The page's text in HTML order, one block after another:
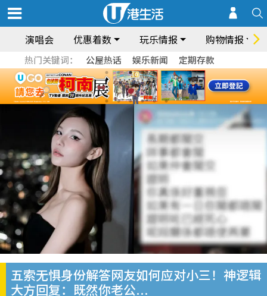
演唱会 优惠着数 玩乐情报 购物情报
热门关键词： 公屋热话 娱乐新闻 定期存款
五索无惧身份解答网友如何应对小三！神逻辑
大方回复：既然你老公...